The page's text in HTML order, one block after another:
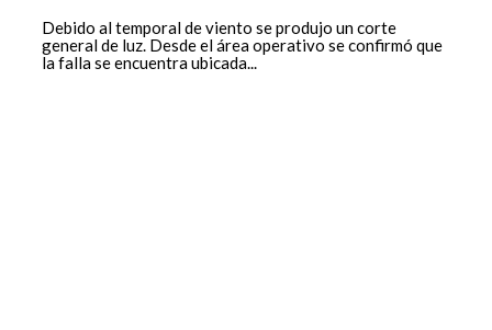
Debido al temporal de viento se produjo un corte
general de luz. Desde el área operativo se confirmó que
la falla se encuentra ubicada...